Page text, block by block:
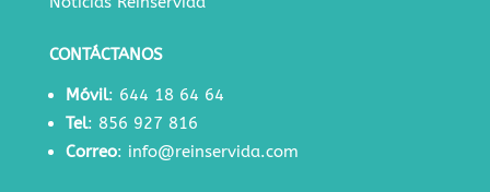
CONTÁCTANOS
Móvil: 644 18 64 64
Tel: 856 927 816
Correo: info@reinservida.com